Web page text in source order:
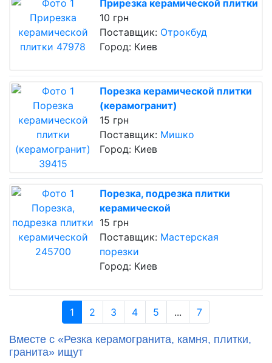
Прирезка керамической плитки
10 грн
Поставщик: Отрокбуд
Город: Киев
Порезка керамической плитки
(керамогранит)
15 грн
Поставщик: Мишко
Город: Киев
Порезка, подрезка плитки
керамической
15 грн
Поставщик: Мастерская
порезки
Город: Киев
1 2 3 4 5 ... 7
Вместе с «Резка керамогранита, камня, плитки,
гранита» ищут